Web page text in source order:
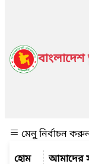
বাংলাদেশ
মেনু নির্বাচন
আমাদের